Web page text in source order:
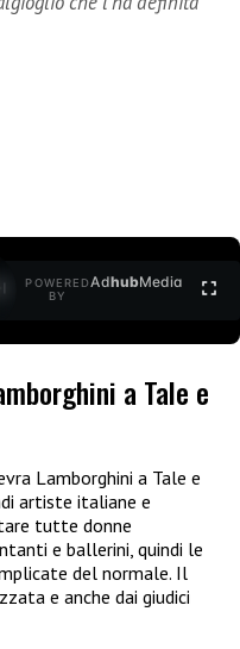
POWERED
BY
AdhubMedia
a Tale e
Lamborghini a Tale e
artiste italiane e
tutte donne
e ballerini, quindi le
del normale. Il
e anche dai giudici